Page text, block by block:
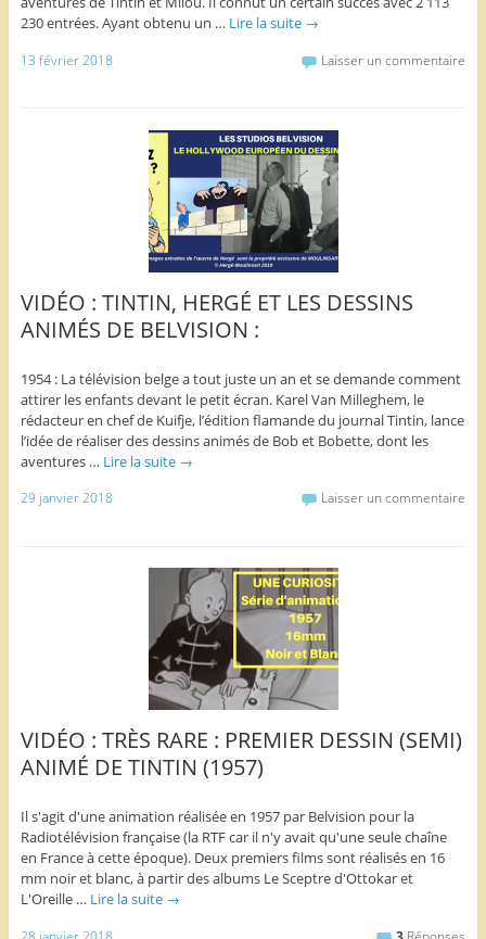
230 entrées. Ayant obtenu un … Lire la suite →
13 février 2018 Laisser un commentaire
VIDÉO : TINTIN, HERGÉ ET LES DESSINS
ANIMÉS DE BELVISION :
1954 : La télévision belge a tout juste un an et se demande comment
attirer les enfants devant le petit écran. Karel Van Milleghem, le
rédacteur en chef de Kuifje, l’édition flamande du journal Tintin, lance
l’idée de réaliser des dessins animés de Bob et Bobette, dont les
aventures … Lire la suite →
29 janvier 2018 Laisser un commentaire
VIDÉO : TRÈS RARE : PREMIER DESSIN (SEMI)
ANIMÉ DE TINTIN (1957)
Il s'agit d'une animation réalisée en 1957 par Belvision pour la
Radiotélévision française (la RTF car il n'y avait qu'une seule chaîne
en France à cette époque). Deux premiers films sont réalisés en 16
mm noir et blanc, à partir des albums Le Sceptre d'Ottokar et
L'Oreille … Lire la suite →